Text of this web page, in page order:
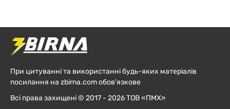
При цитуванні та використанні будь-яких матеріалів
посилання на zbirna.com обов'язкове
Всі права захищені © 2017 - 2026 ТОВ «ПМХ»